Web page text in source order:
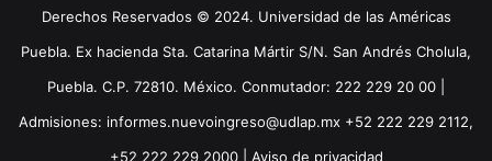
Derechos Reservados © 2024. Universidad de las Américas
Puebla. Ex hacienda Sta. Catarina Mártir S/N. San Andrés Cholula,
Puebla. C.P. 72810. México. Conmutador: 222 229 20 00 |
Admisiones: informes.nuevoingreso@udlap.mx +52 222 229 2112,
+52 222 229 2000 | Aviso de privacidad